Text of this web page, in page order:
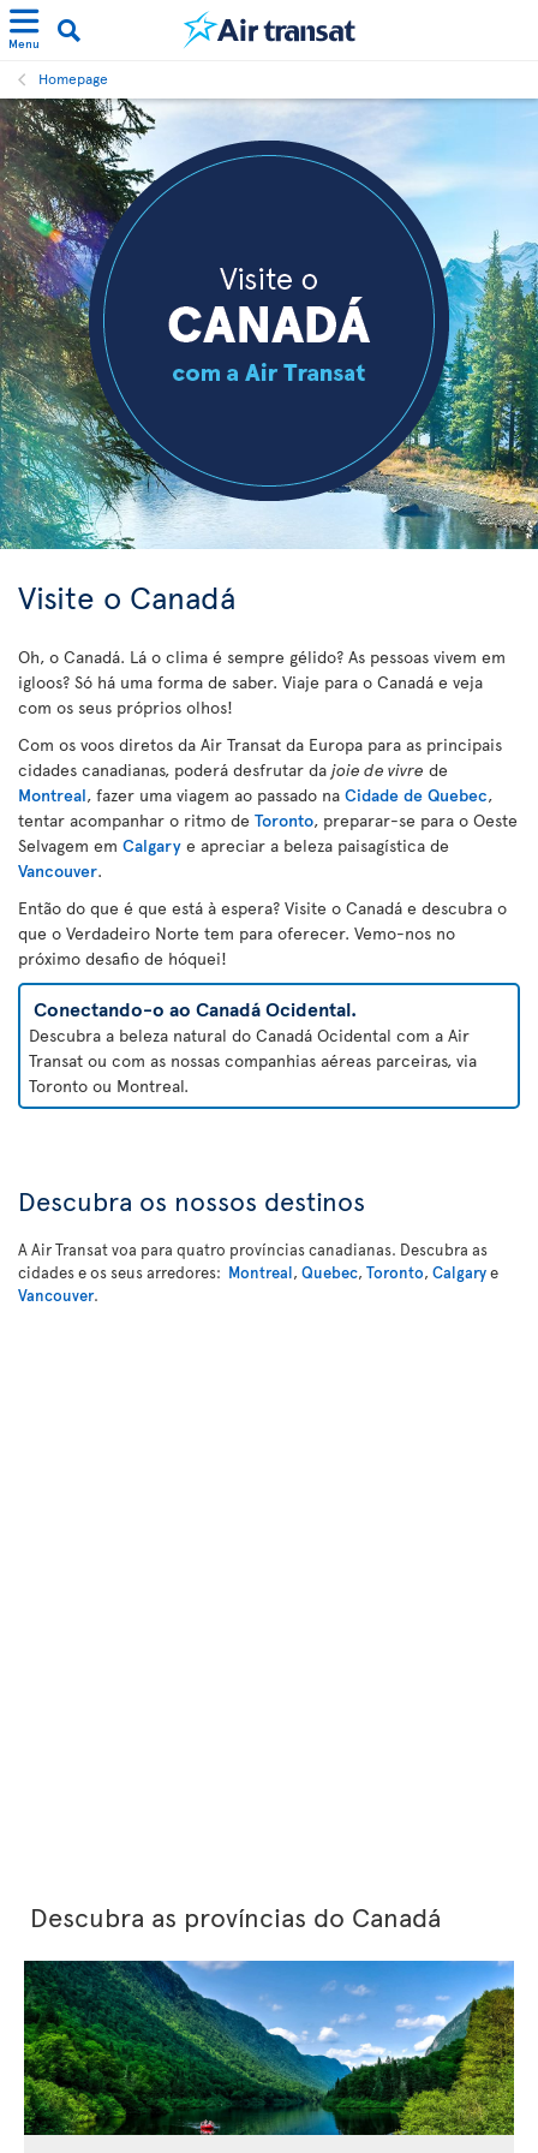
Menu
Homepage
Visite o Canadá
Oh, o Canadá. Lá o clima é sempre gélido? As pessoas vivem em
igloos? Só há uma forma de saber. Viaje para o Canadá e veja
com os seus próprios olhos!
Com os voos diretos da Air Transat da Europa para as principais
cidades canadianas, poderá desfrutar da joie de vivre de
Montreal, fazer uma viagem ao passado na Cidade de Quebec,
tentar acompanhar o ritmo de Toronto, preparar-se para o Oeste
Selvagem em Calgary e apreciar a beleza paisagística de
Vancouver.
Então do que é que está à espera? Visite o Canadá e descubra o
que o Verdadeiro Norte tem para oferecer. Vemo-nos no
próximo desafio de hóquei!
Conectando-o ao Canadá Ocidental.
Descubra a beleza natural do Canadá Ocidental com a Air
Transat ou com as nossas companhias aéreas parceiras, via
Toronto ou Montreal.
Descubra os nossos destinos
A Air Transat voa para quatro províncias canadianas. Descubra as
cidades e os seus arredores: Montreal, Quebec, Toronto, Calgarye
Vancouver.
Descubra as províncias do Canadá